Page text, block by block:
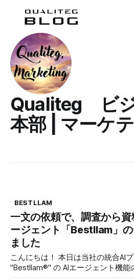
Qualiteg ビ
本部 | マーケ
BESTLLAM
一文の依頼で、調査から
ージェント「Bestllam」
ました
こんにちは！ 本日は当社の統合AIプラットフォーム
"Bestllam®" の AIエージェント機能